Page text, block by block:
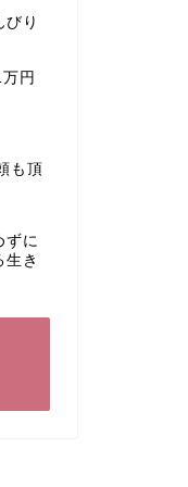
り
円
も頂
ずに
生き